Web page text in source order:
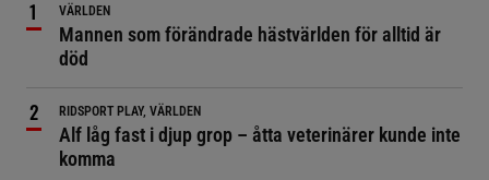
VÄRLDEN
Mannen som förändrade hästvärlden för alltid är
död
RIDSPORT PLAY, VÄRLDEN
Alf låg fast i djup grop – åtta veterinärer kunde inte
komma